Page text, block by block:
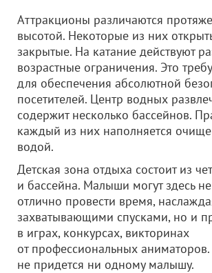
Аттракционы различаются
высотой. Некоторые из них
закрытые. На катание действуют
возрастные ограничения. Это
для обеспечения абсолютной
посетителей. Центр водных
содержит несколько бассейнов.
каждый из них наполняется
водой.
Детская зона отдыха состоит из
и бассейна. Малыши могут здесь
отлично провести время,
захватывающими спусками, но и
в играх, конкурсах, викторинах
от профессиональных аниматоров.
не придется ни одному малышу.